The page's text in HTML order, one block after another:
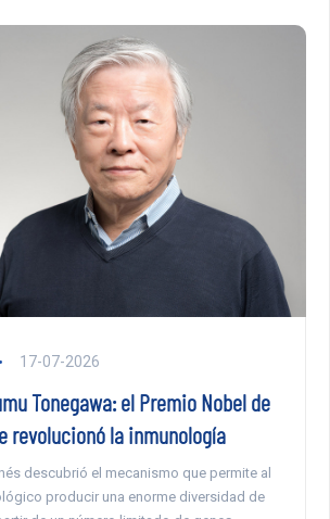
17-07-2026
Tonegawa: el Premio Nobel de
revolucionó la inmunología
descubrió el mecanismo que permite al
producir una enorme diversidad de